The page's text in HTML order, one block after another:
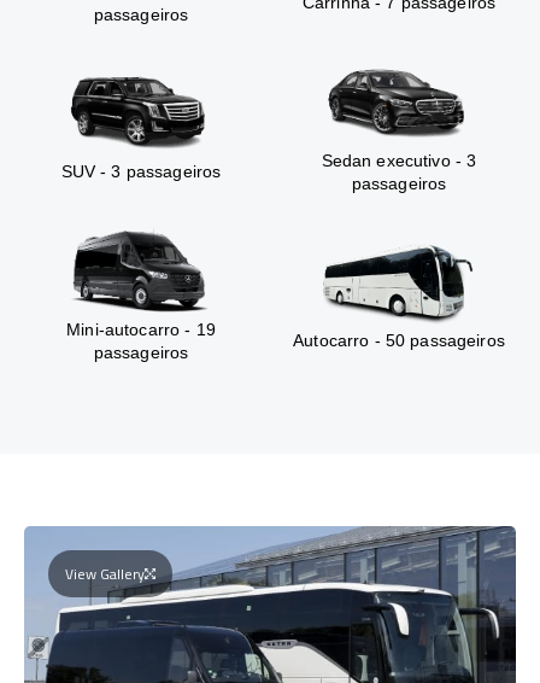
passageiros
SUV - 3 passageiros
Sedan executivo - 3
passageiros
Mini-autocarro - 19
passageiros
Autocarro - 50 passageiros
View Gallery